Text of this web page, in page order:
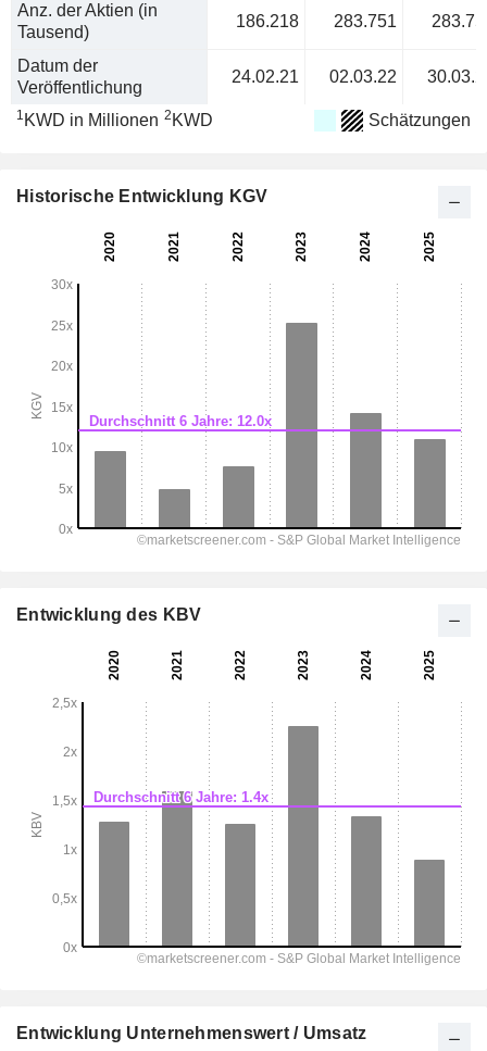
Anz. der Aktien (in
Tausend)
186.218 283.751
Datum der
Veröffentlichung
24.02.21 02.03.22
1 KWD in Millionen 2 KWD Schätzungen
Historische Entwicklung KGV
Entwicklung des KBV
Entwicklung Unternehmenswert / Umsatz